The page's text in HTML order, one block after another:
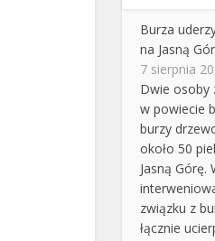
Burza
na Jasną
7 sierpnia
Dwie osoby
w powiecie
burzy
około 50
Jasną Górę.
związku z
łącznie